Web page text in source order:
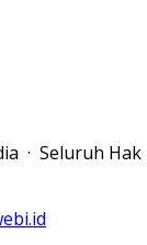
· Seluruh Hak